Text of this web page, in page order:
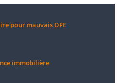
pour mauvais DPE
immobilière